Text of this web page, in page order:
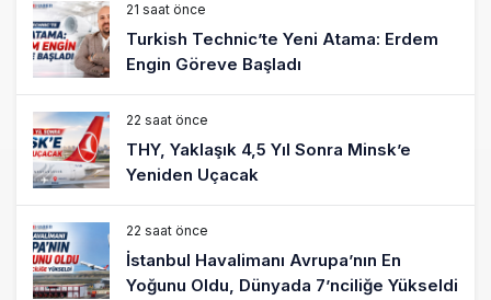
21 saat önce
Turkish Technic’te Yeni Atama: Erdem
Engin Göreve Başladı
22 saat önce
THY, Yaklaşık 4,5 Yıl Sonra Minsk’e
Yeniden Uçacak
22 saat önce
İstanbul Havalimanı Avrupa’nın En
Yoğunu Oldu, Dünyada 7’nciliğe Yükseldi